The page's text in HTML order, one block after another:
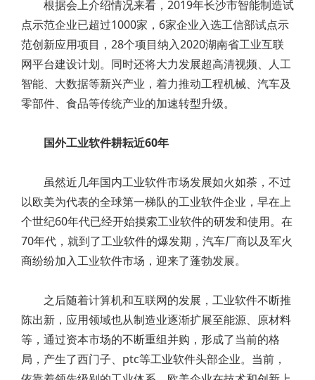
根据会上介绍情况来看，2019年长沙市智能制造试
点示范企业已超过1000家，6家企业入选工信部试点示
范创新应用项目，28个项目纳入2020湖南省工业互联
网平台建设计划。同时还将大力发展超高清视频、人工
智能、大数据等新兴产业，着力推动工程机械、汽车及
零部件、食品等传统产业的加速转型升级。
国外工业软件耕耘近60年
虽然近几年国内工业软件市场发展如火如荼，不过
以欧美为代表的全球第一梯队的工业软件企业，早在上
个世纪60年代已经开始摸索工业软件的研发和使用。在
70年代，就到了工业软件的爆发期，汽车厂商以及军火
商纷纷加入工业软件市场，迎来了蓬勃发展。
之后随着计算机和互联网的发展，工业软件不断推
陈出新，应用领域也从制造业逐渐扩展至能源、原材料
等，通过资本市场的不断重组并购，形成了当前的格
局，产生了西门子、ptc等工业软件头部企业。当前，